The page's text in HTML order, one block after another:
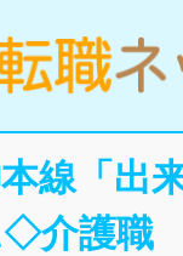
本線「
◇介護職